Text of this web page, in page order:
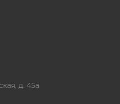
д. 45а